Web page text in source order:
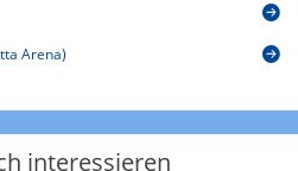
Arena)
interessieren